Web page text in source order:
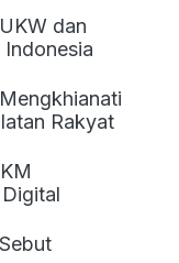
dan
Rakyat